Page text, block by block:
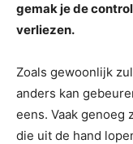
gemak je de
verliezen.
Zoals gewoonlijk
anders kan
eens. Vaak genoeg
die uit de hand